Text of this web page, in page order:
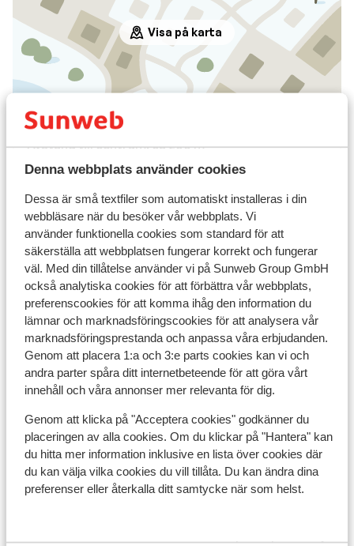
Denna webbplats använder cookies
Dessa är små textfiler som automatiskt installeras i din
webbläsare när du besöker vår webbplats. Vi
använder funktionella cookies som standard för att
säkerställa att webbplatsen fungerar korrekt och fungerar
väl. Med din tillåtelse använder vi på Sunweb Group GmbH
också analytiska cookies för att förbättra vår webbplats,
preferenscookies för att komma ihåg den information du
lämnar och marknadsföringscookies för att analysera vår
marknadsföringsprestanda och anpassa våra erbjudanden.
Genom att placera 1:a och 3:e parts cookies kan vi och
andra parter spåra ditt internetbeteende för att göra vårt
innehåll och våra annonser mer relevanta för dig.
Genom att klicka på "Acceptera cookies" godkänner du
placeringen av alla cookies. Om du klickar på "Hantera" kan
du hitta mer information inklusive en lista över cookies där
du kan välja vilka cookies du vill tillåta. Du kan ändra dina
preferenser eller återkalla ditt samtycke när som helst.
Visa på karta
I området
Avstånd till centrum: ca 200 m
Precis vid pisterna
Liftkort/Utrustning/Skidskola
Liftkort
Skidskola
Utrustning
Andra boenden i Avoriaz
SOWELL COLLECTION Hôtel des Dromonts &
Spa
Residence P & V Premium Amara